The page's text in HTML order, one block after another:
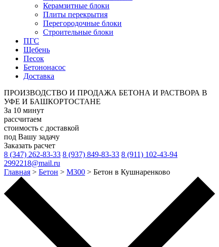
Керамзитные блоки
Плиты перекрытия
Перегородочные блоки
Строительные блоки
ПГС
Щебень
Песок
Бетононасос
Доставка
ПРОИЗВОДСТВО И ПРОДАЖА БЕТОНА И РАСТВОРА В
УФЕ И БАШКОРТОСТАНЕ
За 10 минут
рассчитаем
стоимость с доставкой
под Вашу задачу
Заказать расчет
8 (347) 262-83-33 8 (937) 849-83-33 8 (911) 102-43-94
2992218@mail.ru
Главная > Бетон > М300 > Бетон в Кушнаренково